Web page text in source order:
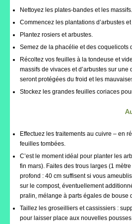
Infos pratiques
Règlement Intérieur –
2016/17
Où trouver le local de JPL ?
Qui sommes-nous ?
Nettoyez les plates-bandes et les massifs.
Commencez les plantations d’arbustes
Plantez rosiers et arbustes.
Semez de la phacélie et des coquelicots
Récoltez vos feuilles à la tondeuse et
massifs de vivaces et d’arbustes sur
seront protégées du froid et les
Stockez les grandes feuilles coriaces
Effectuez les traitements au cuivre – en
feuilles tombées.
C’est le moment idéal pour planter les
fin mars). Faites des trous larges (1
profond : 40 cm suffisent si vous
sur le compost, éventuellement
pralin, mélange à parts égales de bouse
Taillez les groseilliers et cassissiers :
pour laisser place aux nouvelles